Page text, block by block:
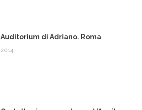
Auditorium di Adriano. Roma
2014